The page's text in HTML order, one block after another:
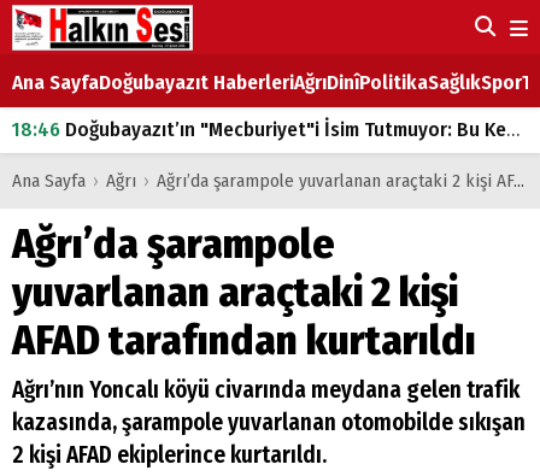
Ana SayfaDoğubayazıt HaberleriAğrıDinîPolitikaSağlıkSpor
18:46 Doğubayazıt’ın "Mecburiyet"i İsim Tutmuyor: Bu Kez de Mem u Zîn Oldu!
07:53Doğubayazıt’ta Ekmek Fiyatlarına Zam
07:16 Doğubayazıt'ta çocukların sırtındaki ağır yük
07:00 DEVLET ve HÜKÜMET
18:29 ÇARŞI CADDESİ YAZ BOZ TAHTASI
Ana Sayfa › Ağrı › Ağrı’da şarampole yuvarlanan araçtaki 2 kişi AFAD tarafından kurtarıldı
Ağrı’da şarampole
yuvarlanan araçtaki 2 kişi
AFAD tarafından kurtarıldı
Ağrı’nın Yoncalı köyü civarında meydana gelen trafik
kazasında, şarampole yuvarlanan otomobilde sıkışan
2 kişi AFAD ekiplerince kurtarıldı.